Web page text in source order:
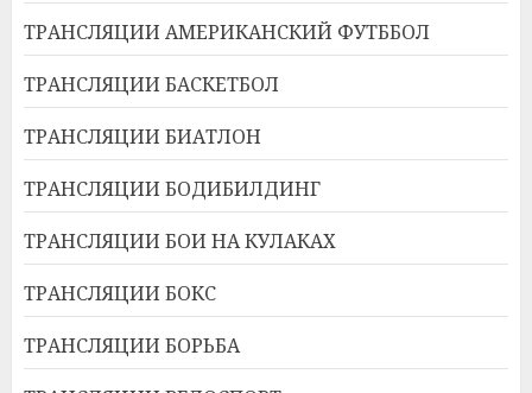
ТРАНСЛЯЦИИ АМЕРИКАНСКИЙ ФУТББОЛ
ТРАНСЛЯЦИИ БАСКЕТБОЛ
ТРАНСЛЯЦИИ БИАТЛОН
ТРАНСЛЯЦИИ БОДИБИЛДИНГ
ТРАНСЛЯЦИИ БОИ НА КУЛАКАХ
ТРАНСЛЯЦИИ БОКС
ТРАНСЛЯЦИИ БОРЬБА